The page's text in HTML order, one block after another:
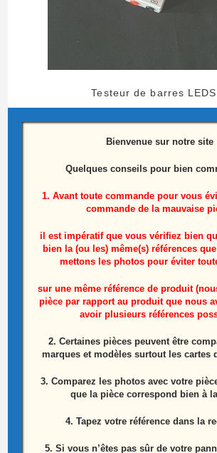
Testeur de barres LEDS
25,00€
Bienvenue sur notre site
Quelques conseils pour bien
1. Avant toute commande pour vous
commande de la mauvaise
il est impératif que vous vérifiez bien
bien la (ou les) même(s) références
mettons les photos pour éviter
sur une même référence de produit
pièce par rapport au produit que nous
avoir plusieurs références
2. Certaines pièces peuvent être
marques et modèles surtout les cartes
3. Comparez les photos avec votre
que la pièce correspond bien à
4. Tapez votre référence dans la
5. Si vous n’êtes pas sûr de votre